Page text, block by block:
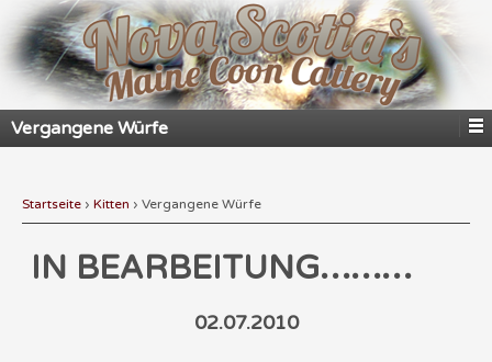
Vergangene Würfe
Startseite › Kitten › Vergangene Würfe
IN BEARBEITUNG………
02.07.2010